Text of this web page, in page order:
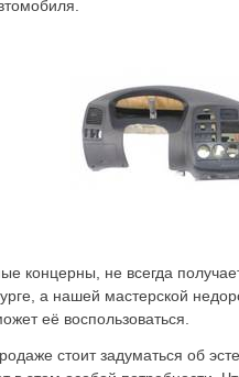
концерны, не всегда
а нашей мастерской
её воспользоваться.
стоит задуматься об